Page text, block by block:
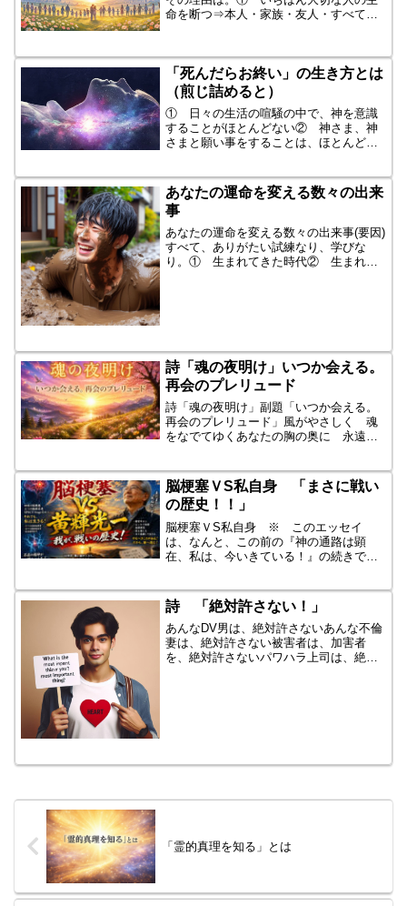
命を断つ⇒本人・家族・友人・すべての
③ 命・命・命・命・命・一番大切なの
は命だ！！④ 国家ではな...
「死んだらお終い」の生き方とは
（煎じ詰めると）
① 日々の生活の喧騒の中で、神を意識
することがほとんどない② 神さま、神
さまと願い事をすることは、ほとんどな
は、理不尽だと思っている。⑥ 「諸行
無常」だと思っている。⑦ 人...
あなたの運命を変える数々の出来
事
あなたの運命を変える数々の出来事(要因)
すべて、ありがたい試練なり、学びな
り。① 生まれてきた時代② 生まれた
詩「魂の夜明け」いつか会える。
再会のプレリュード
詩「魂の夜明け」副題「いつか会える。
再会のプレリュード」風がやさしく 魂
をなでてゆくあなたの胸の奥に 永遠の
となる春はめぐる 山に来て 里に来て
そして あなたの“死後”...
脳梗塞ＶS私自身 「まさに戦い
の歴史！！」
脳梗塞ＶS私自身 ※ このエッセイ
は、なんと、この前の『神の通路は顕
在、私は、今いきている！』の続きで
ズバリ、脳の検査で「スペクト検査」と
はどういう検査ですか?質問です...
詩 「絶対許さない！」
あんなDV男は、絶対許さないあんな不倫
妻は、絶対許さない被害者は、加害者
を、絶対許さないパワハラ上司は、絶対
「霊的真理を知る」とは